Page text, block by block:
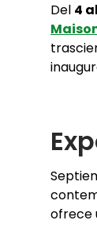
Del 4
ofrece